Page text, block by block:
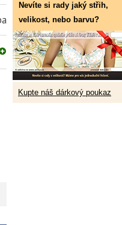
Nevíte si rady jaký střih,
velikost, nebo barvu?
Kupte náš dárkový poukaz